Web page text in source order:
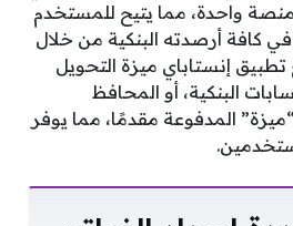
واحدة، مما يتيح للمستخدم
كافة أرصدته البنكية من خلال
إنستاباي ميزة التحويل
البنكية، أو المحافظ
“ميزة” المدفوعة مقدمًا، مما يوفر